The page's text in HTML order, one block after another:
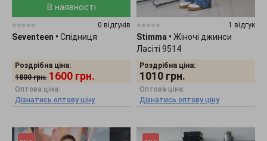
В наявності
0 відгуків
Seventeen • Спідниця
Роздрібна ціна:
1800 грн. 1600 грн.
Оптова ціна:
Дізнатись оптову ціну
1 відгук
Stimma • Жіночі джинси
Ласіті 9514
Роздрібна ціна:
1010 грн.
Оптова ціна:
Дізнатись оптову ціну